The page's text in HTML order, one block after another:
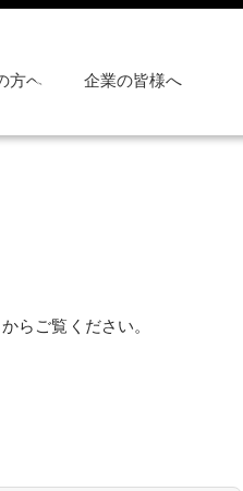
方へ 企業の皆様へ
らご覧ください。